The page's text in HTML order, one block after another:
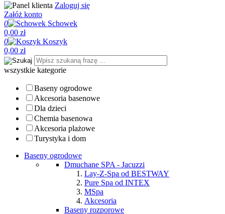
Zaloguj się
Załóż konto
0
Schowek
0,00 zł
0
Koszyk
0,00 zł
wszystkie kategorie
Baseny ogrodowe
Akcesoria basenowe
Dla dzieci
Chemia basenowa
Akcesoria plażowe
Turystyka i dom
Baseny ogrodowe
Dmuchane SPA - Jacuzzi
Lay-Z-Spa od BESTWAY
Pure Spa od INTEX
MSpa
Akcesoria
Baseny rozporowe